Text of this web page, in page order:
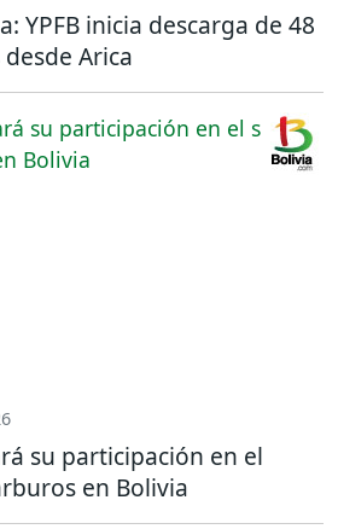
YPFB inicia descarga de 48
Arica
su participación en el
en Bolivia